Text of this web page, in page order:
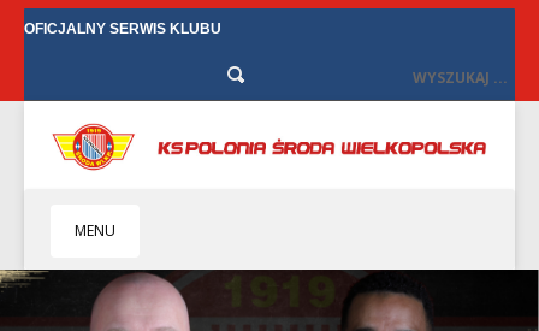
OFICJALNY SERWIS KLUBU
MENU
HOME